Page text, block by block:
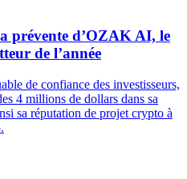
prévente d’OZAK AI, le
de l’année
de confiance des investisseurs,
4 millions de dollars dans sa
sa réputation de projet crypto à